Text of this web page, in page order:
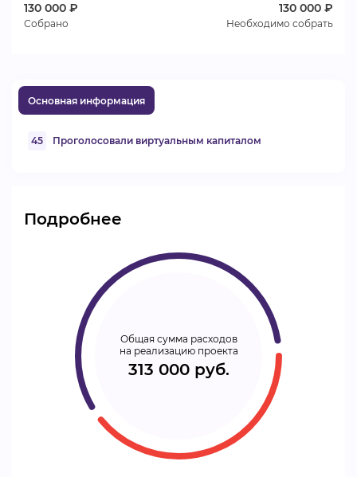
130 000 ₽
Собрано
130 000 ₽
Необходимо собрать
Основная информация
45 Проголосовали виртуальным капиталом
Подробнее
Общая сумма расходов
на реализацию проекта
313 000 руб.